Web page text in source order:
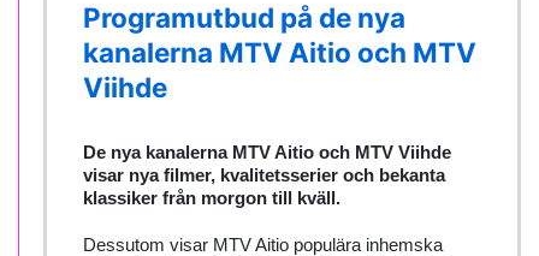
Programutbud på de nya
kanalerna MTV Aitio och MTV
Viihde
De nya kanalerna MTV Aitio och MTV Viihde
visar nya filmer, kvalitetsserier och bekanta
klassiker från morgon till kväll.
Dessutom visar MTV Aitio populära inhemska